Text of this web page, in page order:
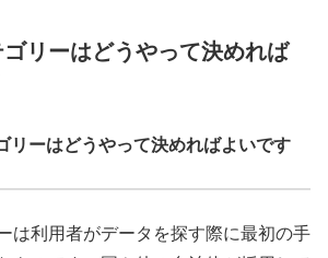
リーはどうやって決めれば
リーはどうやって決めればよいです
は利用者がデータを探す際に最初の手